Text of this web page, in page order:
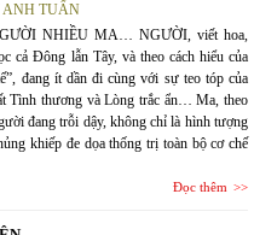
TUẤN
NHIỀU MA… NGƯỜI, viết hoa,
cả Đông lẫn Tây, và theo cách hiểu của
đang ít dần đi cùng với sự teo tóp của
Tình thương và Lòng trắc ẩn… Ma, theo
đang trỗi dậy, không chỉ là hình tượng
khiếp đe dọa thống trị toàn bộ cơ chế
Đọc thêm